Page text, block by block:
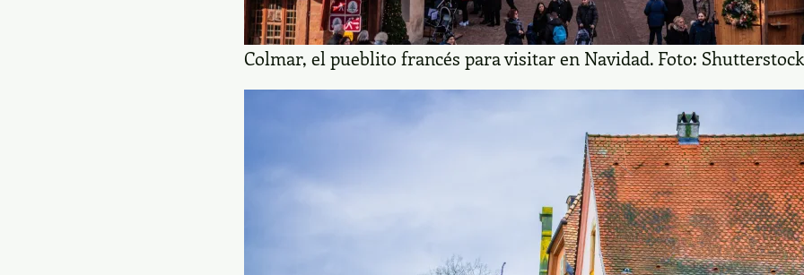
Colmar, el pueblito francés para visitar en Navidad. Foto: Shutterstock